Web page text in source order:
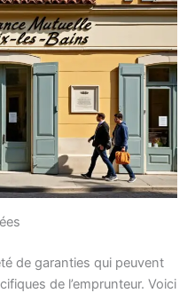
de garanties qui peuvent
de l’emprunteur. Voici